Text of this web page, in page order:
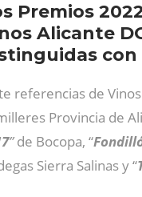
Premios
Alicante
con
referencias de
Provincia de
”de Bocopa, “
Sierra Salinas y “